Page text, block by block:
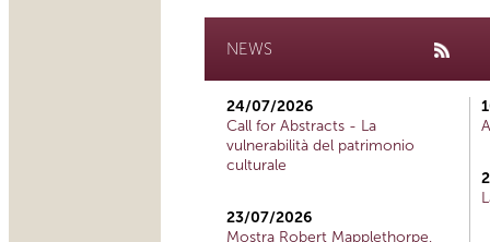
NEWS
24/07/2026
Call for Abstracts - La
vulnerabilità del patrimonio
culturale
23/07/2026
Mostra Robert Mapplethorpe,